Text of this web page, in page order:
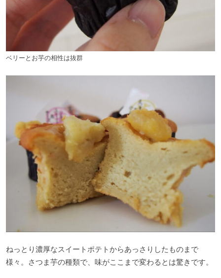
ベリーとお芋の相性は抜群
ねっとり濃厚なスイートポテトからあっさりしたものまで
様々。さつま芋の種類で、味がここまで変わるとは驚きです。